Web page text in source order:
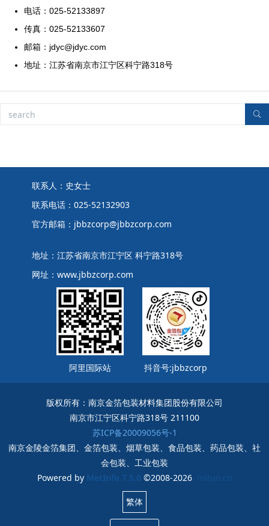
电话：025-52133897
传真：025-52133607
邮箱：jdyc@jdyc.com
地址：江苏省南京市江宁区科宁路318号
联系人：史女士
联系电话：025-52132903
官方邮箱：jbbzcorp@jbbzcorp.com
地址：江苏省南京市江宁区 科宁路318号
网址：www.jbbzcorp.com
阿里国际站 抖音号:jbbzcorp
版权所有：南京金箔包装材料集团股份有限公司
南京市江宁区科宁路318号 211100
苏ICP备20009056号-1
南京金陵金箔集团、金箔包装、烟草包装、食品包装、药品包装、社
会包装、工业包装
Powered by MetInfo 7.5.0 ©2008-2026 mituo.cn
繁体